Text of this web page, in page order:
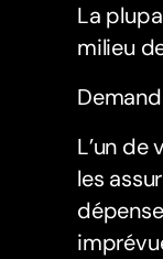
La
milieu
L’un de
les